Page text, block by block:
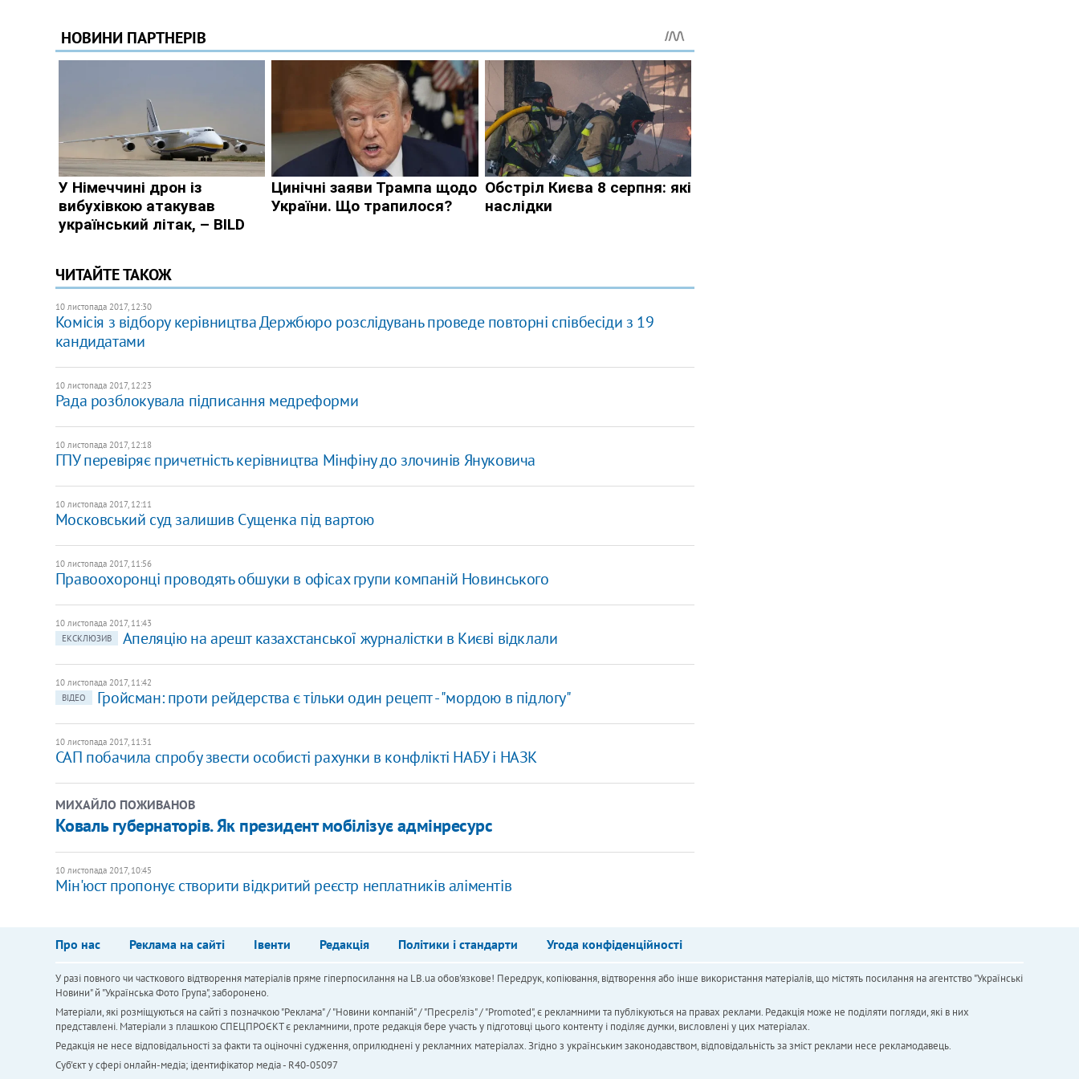
ЧИТАЙТЕ ТАКОЖ
10 листопада 2017, 12:30
Комісія з відбору керівництва Держбюро розслідувань проведе повторні співбесіди з 19
кандидатами
10 листопада 2017, 12:23
Рада розблокувала підписання медреформи
10 листопада 2017, 12:18
ГПУ перевіряє причетність керівництва Мінфіну до злочинів Януковича
10 листопада 2017, 12:11
Московський суд залишив Сущенка під вартою
10 листопада 2017, 11:56
Правоохоронці проводять обшуки в офісах групи компаній Новинського
10 листопада 2017, 11:43
ЕКСКЛЮЗИВ
Апеляцію на арешт казахстанської журналістки в Києві відклали
10 листопада 2017, 11:42
ВІДЕО
Гройсман: проти рейдерства є тільки один рецепт - "мордою в підлогу"
10 листопада 2017, 11:31
САП побачила спробу звести особисті рахунки в конфлікті НАБУ і НАЗК
МИХАЙЛО ПОЖИВАНОВ
Коваль губернаторів. Як президент мобілізує адмінресурс
10 листопада 2017, 10:45
Мін'юст пропонує створити відкритий реєстр неплатників аліментів
Про нас Реклама на сайті Івенти Редакція Політики і стандарти Угода конфіденційності
У разі повного чи часткового відтворення матеріалів пряме гіперпосилання на LB.ua обов'язкове! Передрук, копіювання, відтворення або інше використання матеріалів, що містять посилання на агентство "Українськi
Новини" й "Українська Фото Група", заборонено.
Матеріали, які розміщуються на сайті з позначкою "Реклама" / "Новини компаній" / "Пресреліз" / "Promoted", є рекламними та публікуються на правах реклами. Редакція може не поділяти погляди, які в них
представлені. Матеріали з плашкою СПЕЦПРОЄКТ є рекламними, проте редакція бере участь у підготовці цього контенту і поділяє думки, висловлені у цих матеріалах.
Редакція не несе відповідальності за факти та оціночні судження, оприлюднені у рекламних матеріалах. Згідно з українським законодавством, відповідальність за зміст реклами несе рекламодавець.
Cуб'єкт у сфері онлайн-медіа; ідентифікатор медіа - R40-05097